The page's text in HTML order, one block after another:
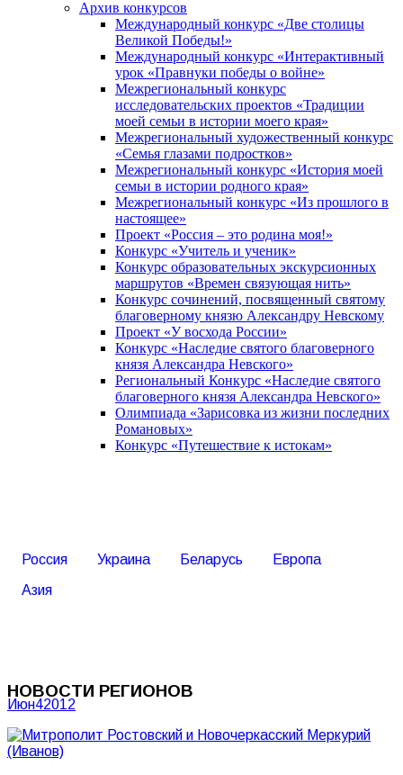
Архив конкурсов
Международный конкурс «Две столицы
Великой Победы!»
Международный конкурс «Интерактивный
урок «Правнуки победы о войне»
Межрегиональный конкурс
исследовательских проектов «Традиции
моей семьи в истории моего края»
Межрегиональный художественный конкурс
«Семья глазами подростков»
Межрегиональный конкурс «История моей
семьи в истории родного края»
Межрегиональный конкурс «Из прошлого в
настоящее»
Проект «Россия – это родина моя!»
Конкурс «Учитель и ученик»
Конкурс образовательных экскурсионных
маршрутов «Времен связующая нить»
Конкурс сочинений, посвященный святому
благоверному князю Александру Невскому
Проект «У восхода России»
Конкурс «Наследие святого благоверного
князя Александра Невского»
Региональный Конкурс «Наследие святого
благоверного князя Александра Невского»
Олимпиада «Зарисовка из жизни последних
Романовых»
Конкурс «Путешествие к истокам»
Россия Украина Беларусь
Европа
Азия
НОВОСТИ РЕГИОНОВ
Июн42012